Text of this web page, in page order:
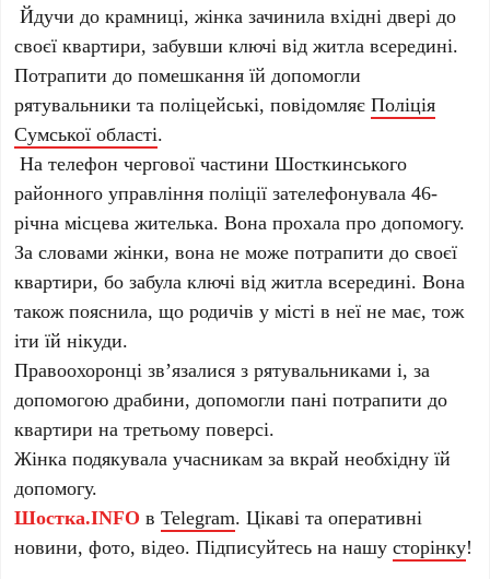
Йдучи до крамниці, жінка зачинила вхідні двері до
своєї квартири, забувши ключі від житла всередині.
Потрапити до помешкання їй допомогли
рятувальники та поліцейські, повідомляєПоліція
Сумської області.
На телефон чергової частини Шосткинського
районного управління поліції зателефонувала 46-
річна місцева жителька. Вона прохала про допомогу.
За словами жінки, вона не може потрапити до своєї
квартири, бо забула ключі від житла всередині. Вона
також пояснила, що родичів у місті в неї не має, тож
іти їй нікуди.
Правоохоронці зв’язалися з рятувальниками і, за
допомогою драбини, допомогли пані потрапити до
квартири на третьому поверсі.
Жінка подякувала учасникам за вкрай необхідну їй
допомогу.
Шостка.INFO вTelegram. Цікаві та оперативні
новини, фото, відео. Підписуйтесь на нашусторінку!